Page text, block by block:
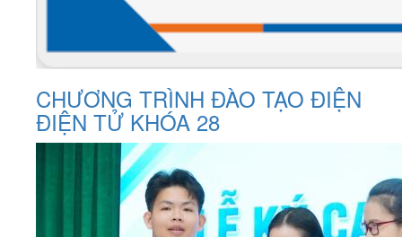
CHƯƠNG TRÌNH ĐÀO TẠO ĐIỆN
ĐIỆN TỬ KHÓA 28